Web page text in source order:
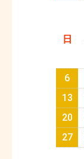
日
6
13
20
27